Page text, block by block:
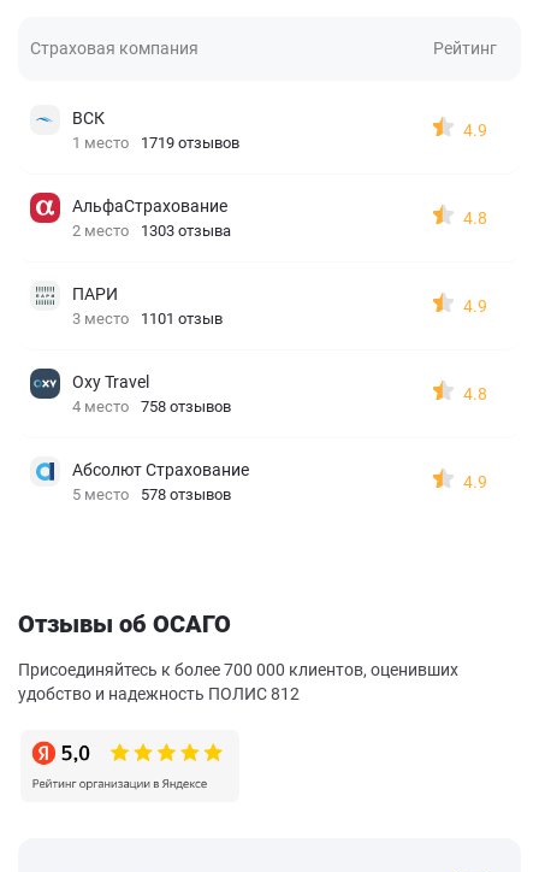
Страховая компания Рейтинг
ВСК
1 место 1719 отзывов
4.9
АльфаСтрахование
2 место 1303 отзыва
4.8
ПАРИ
3 место 1101 отзыв
4.9
Oxy Travel
4 место 758 отзывов
4.8
Абсолют Страхование
5 место 578 отзывов
4.9
Отзывы об ОСАГО
Присоединяйтесь к более 700 000 клиентов, оценивших
удобство и надежность ПОЛИС 812